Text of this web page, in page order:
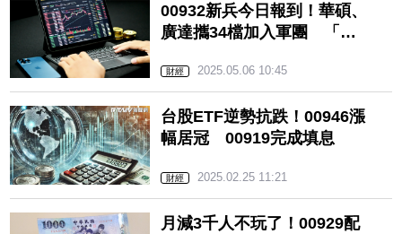
00932新兵今日報到！華碩、
廣達攜34檔加入軍團 「這
財經 2025.05.06 10:45
台股ETF逆勢抗跌！00946漲
幅居冠 00919完成填息
財經 2025.02.25 11:21
月減3千人不玩了！00929配